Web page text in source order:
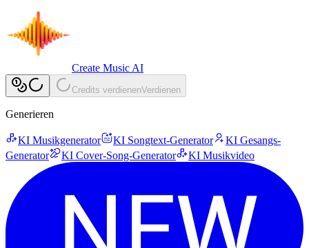
Create Music AI
Credits verdienenVerdienen
Generieren
KI Musikgenerator KI Songtext-Generator
KI Gesangs-
Generator
KI Cover-Song-Generator KI Musikvideo